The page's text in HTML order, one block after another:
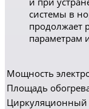
системы в
продолжает
параметрам
Мощность
Площадь
Циркуляционный